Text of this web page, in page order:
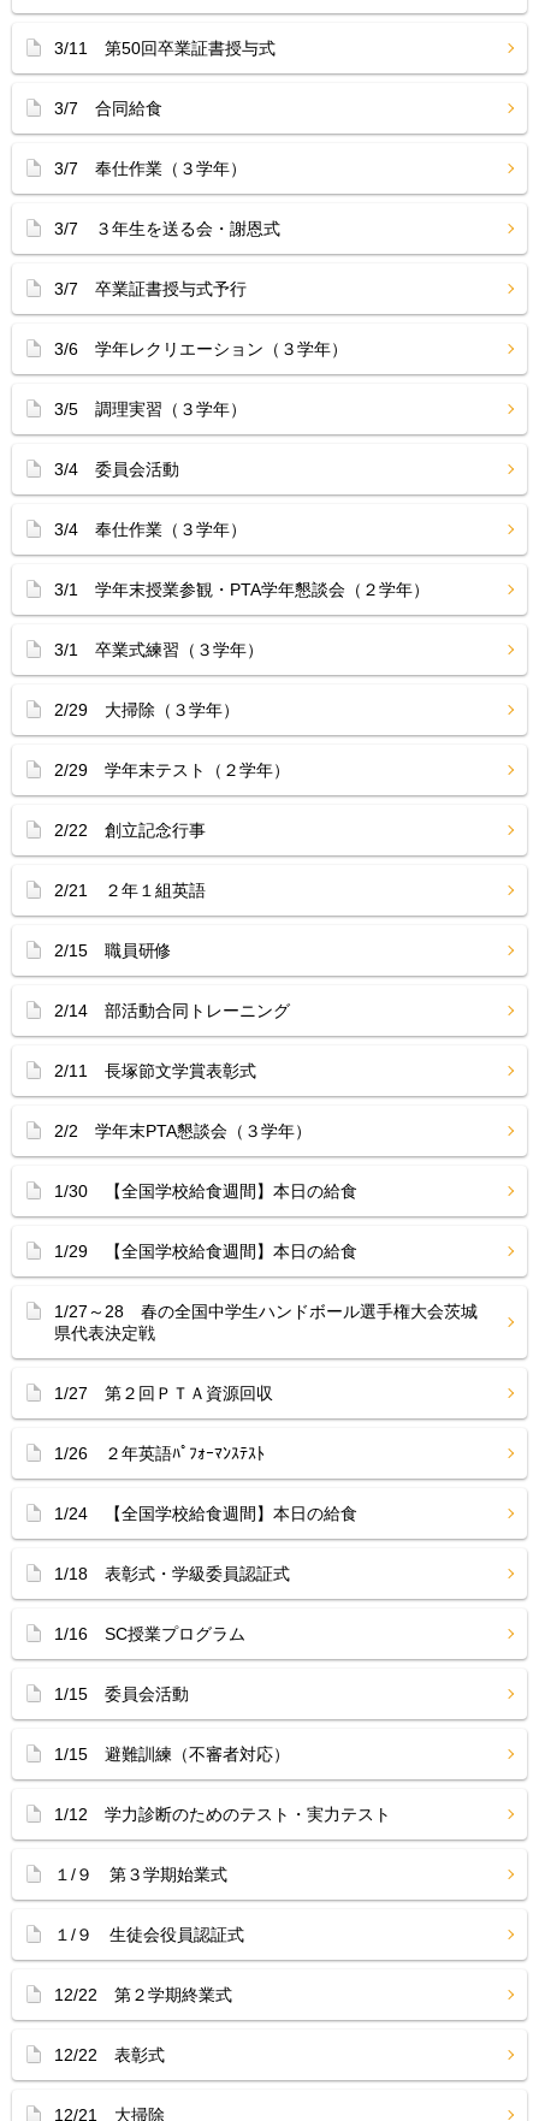
3/11 第50回卒業証書授与式
3/7 合同給食
3/7 奉仕作業（３学年）
3/7 ３年生を送る会・謝恩式
3/7 卒業証書授与式予行
3/6 学年レクリエーション（３学年）
3/5 調理実習（３学年）
3/4 委員会活動
3/4 奉仕作業（３学年）
3/1 学年末授業参観・PTA学年懇談会（２学年）
3/1 卒業式練習（３学年）
2/29 大掃除（３学年）
2/29 学年末テスト（２学年）
2/22 創立記念行事
2/21 ２年１組英語
2/15 職員研修
2/14 部活動合同トレーニング
2/11 長塚節文学賞表彰式
2/2 学年末PTA懇談会（３学年）
1/30 【全国学校給食週間】本日の給食
1/29 【全国学校給食週間】本日の給食
1/27～28 春の全国中学生ハンドボール選手権大会茨城
県代表決定戦
1/27 第２回ＰＴＡ資源回収
1/26 ２年英語ﾊﾟﾌｫｰﾏﾝｽﾃｽﾄ
1/24 【全国学校給食週間】本日の給食
1/18 表彰式・学級委員認証式
1/16 SC授業プログラム
1/15 委員会活動
1/15 避難訓練（不審者対応）
1/12 学力診断のためのテスト・実力テスト
１/９ 第３学期始業式
１/９ 生徒会役員認証式
12/22 第２学期終業式
12/22 表彰式
12/21 大掃除